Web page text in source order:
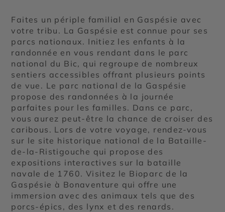
Faites un périple familial en Gaspésie avec
votre tribu. La Gaspésie est connue pour ses
parcs nationaux. Initiez les enfants à la
randonnée en vous rendant dans le parc
national du Bic, qui regroupe de nombreux
sentiers accessibles offrant plusieurs points
de vue. Le parc national de la Gaspésie
propose des randonnées à la journée
parfaites pour les familles. Dans ce parc,
vous aurez peut-être la chance de croiser des
caribous. Lors de votre voyage, rendez-vous
sur le site historique national de la Bataille-
de-la-Ristigouche qui propose des
expositions interactives sur la bataille
navale de 1760. Visitez le Bioparc de la
Gaspésie à Bonaventure qui offre une
immersion avec des animaux tels que des
porcs-épics, des lynx et des renards.